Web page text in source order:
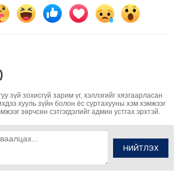
зүй зохисгүй зарим үг, хэллэгийг хязгаарласан
хууль зүйн болон ёс суртахууны хэм хэмжээг
зөрчсөн сэтгэгдэлийг админ устгах эрхтэй.
НИЙТЛЭХ